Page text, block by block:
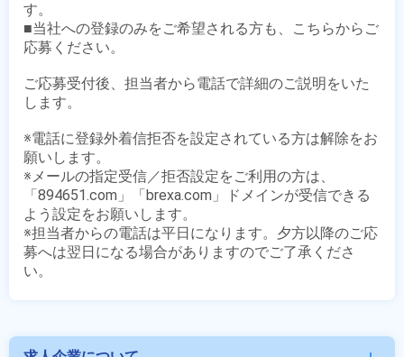
す。
■当社への登録のみをご希望される方も、こちらからご
応募ください。
ご応募受付後、担当者から電話で詳細のご説明をいた
します。
※電話に登録外着信拒否を設定されている方は解除をお
願いします。
※メールの指定受信／拒否設定をご利用の方は、
「894651.com」「brexa.com」ドメインが受信できる
よう設定をお願いします。
※担当者からの電話は平日になります。夕方以降のご応
募へは翌日になる場合がありますのでご了承くださ